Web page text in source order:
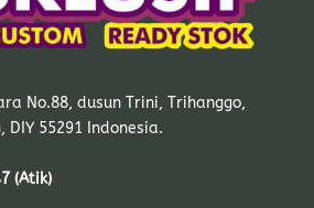
No.88, dusun Trini, Trihanggo,
DIY 55291 Indonesia.
(Atik)